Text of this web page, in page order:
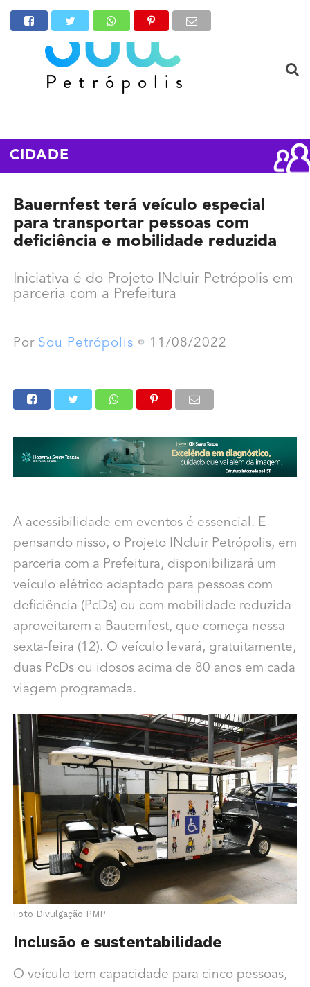
CIDADE
Bauernfest terá veículo especial
para transportar pessoas com
deficiência e mobilidade reduzida
Iniciativa é do Projeto INcluir Petrópolis em
parceria com a Prefeitura
Por Sou Petrópolis 11/08/2022
A acessibilidade em eventos é essencial. E
pensando nisso, o Projeto INcluir Petrópolis, em
parceria com a Prefeitura, disponibilizará um
veículo elétrico adaptado para pessoas com
deficiência (PcDs) ou com mobilidade reduzida
aproveitarem a Bauernfest, que começa nessa
sexta-feira (12). O veículo levará, gratuitamente,
duas PcDs ou idosos acima de 80 anos em cada
viagem programada.
Foto Divulgação PMP
Inclusão e sustentabilidade
O veículo tem capacidade para cinco pessoas,